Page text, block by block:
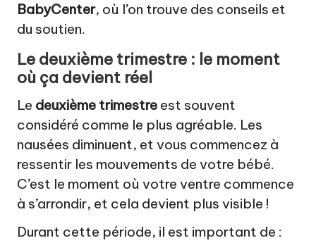
BabyCenter, où l’on trouve des conseils et
du soutien.
Le deuxième trimestre : le moment
où ça devient réel
Le deuxième trimestre est souvent
considéré comme le plus agréable. Les
nausées diminuent, et vous commencez à
ressentir les mouvements de votre bébé.
C’est le moment où votre ventre commence
à s’arrondir, et cela devient plus visible !
Durant cette période, il est important de :